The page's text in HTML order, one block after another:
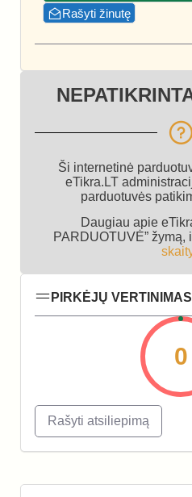
Rašyti žinutę
Ši internetinė
eTikra.LT
parduotuvės
Daugiau apie
PARDUOTUVĖ”
PIRKĖJŲ VERTINIMAS
0
Rašyti atsiliepimą